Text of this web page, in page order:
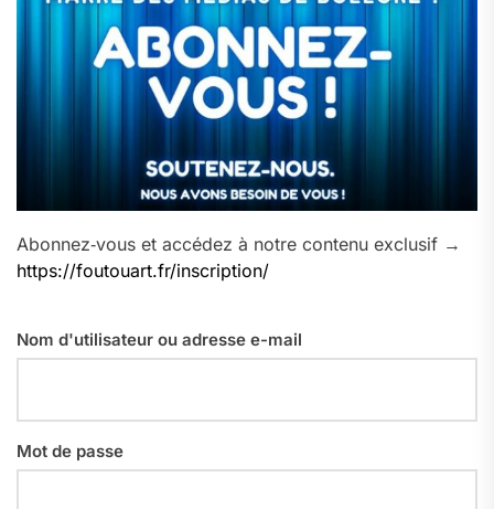
Abonnez‑vous et accédez à notre contenu exclusif →
https://foutouart.fr/inscription/
Nom d'utilisateur ou adresse e-mail
Mot de passe